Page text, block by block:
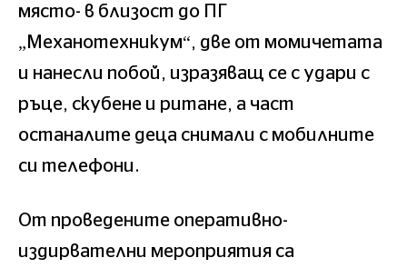
място- в близост до ПГ
„Механотехникум“, две от момичетата
и нанесли побой, изразяващ се с удари с
ръце, скубене и ритане, а част
останалите деца снимали с мобилните
си телефони.
От проведените оперативно-
издирвателни мероприятия са